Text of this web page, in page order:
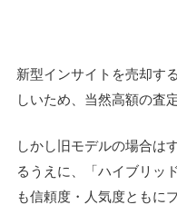
新型インサイトを売却す
しいため、当然高額の査
しかし旧モデルの場合は
るうえに、「ハイブリッ
も信頼度・人気度ともに